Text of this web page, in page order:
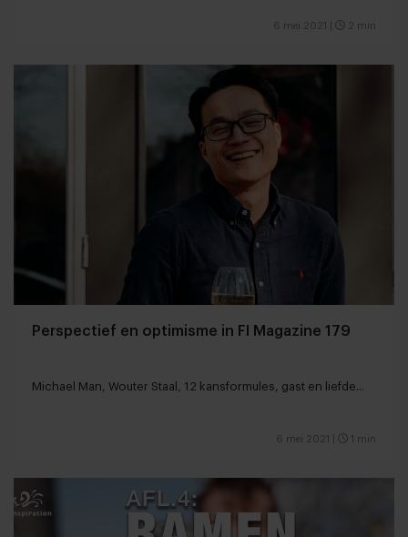
6 mei 2021 2 min
Perspectief en optimisme in FI Magazine 179
Michael Man, Wouter Staal, 12 kansformules, gast en liefde...
6 mei 2021 1 min